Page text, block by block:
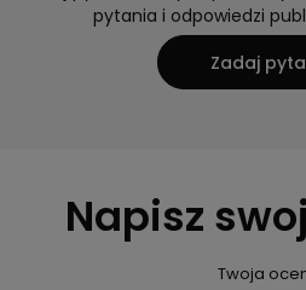
pytania i odpowiedzi
Zadaj
Napisz
Twoja